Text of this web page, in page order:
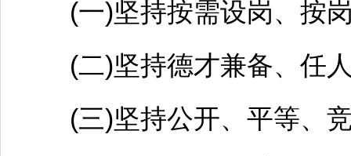
(一)坚持按需设岗、按
(二)坚持德才兼备、任人
(三)坚持公开、平等、竞